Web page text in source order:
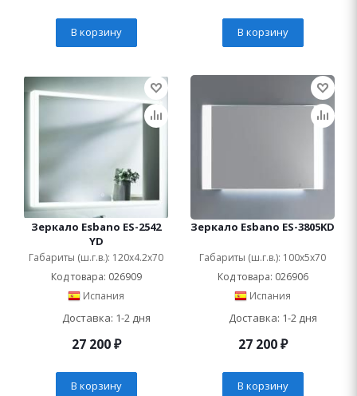
В корзину В корзину
Зеркало Esbano ES-2542
YD
Габариты (ш.г.в.): 120x4.2x70
Код товара: 026909
Испания
Доставка: 1-2 дня
27 200₽
В корзину
Зеркало Esbano ES-3805KD
Габариты (ш.г.в.): 100x5x70
Код товара: 026906
Испания
Доставка: 1-2 дня
27 200₽
В корзину